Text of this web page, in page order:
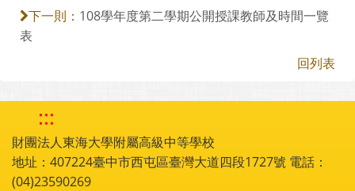
下一則： 108學年度第二學期公開授課教師及時間一覽
表
回列表
:::
財團法人東海大學附屬高級中等學校
地址：407224臺中市西屯區臺灣大道四段1727號 電話：
(04)23590269